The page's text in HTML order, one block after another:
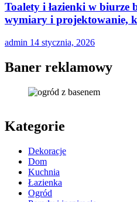
Toalety i łazienki w biurze
wymiary i projektowanie,
admin 14 stycznia, 2026
Baner reklamowy
Kategorie
Dekoracje
Dom
Kuchnia
Łazienka
Ogród